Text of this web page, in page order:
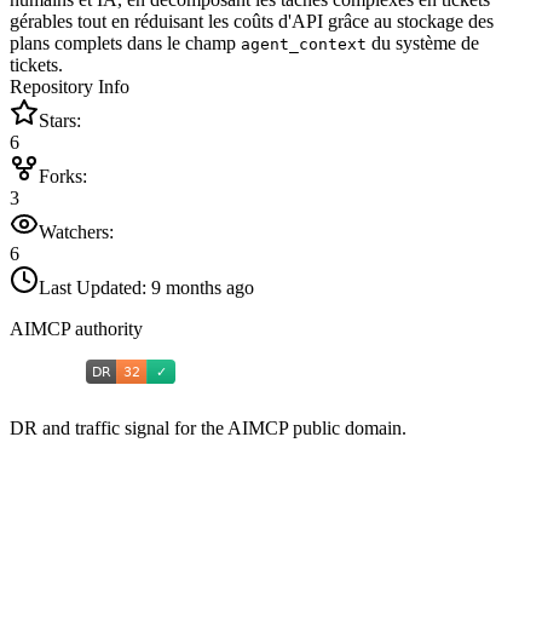
gérables tout en réduisant les coûts d'API grâce au stockage des
plans complets dans le champ agent_context du système de
tickets.
Repository Info
Stars:
6
Forks:
3
Watchers:
6
Last Updated: 9 months ago
AIMCP authority
DR and traffic signal for the AIMCP public domain.